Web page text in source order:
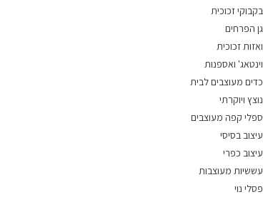
בקבוקי זכוכית
גן הפרחים
ואזות זכוכית
וינטאג' ואספנות
כדים מעוצבים לבית
נוצץ ויוקרתי
ספלי קפה מעוצבים
עיצוב בסיסי
עיצוב כפרי
עששיות מעוצבות
פסלי נוי